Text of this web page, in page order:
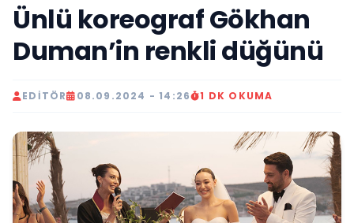
Ünlü koreograf Gökhan
Duman’in renkli düğünü
EDITÖR 08.09.2024 - 14:26 1 DK OKUMA